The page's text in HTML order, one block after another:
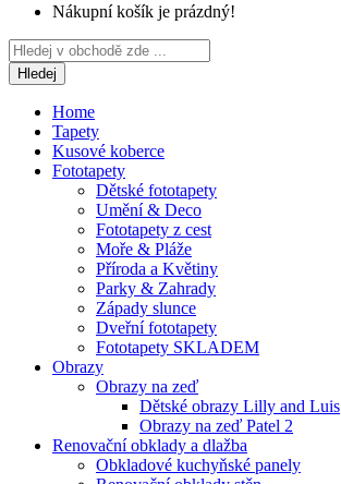
Nákupní košík je prázdný!
Hledej
Home
Tapety
Kusové koberce
Fototapety
Dětské fototapety
Umění & Deco
Fototapety z cest
Moře & Pláže
Příroda a Květiny
Parky & Zahrady
Západy slunce
Dveřní fototapety
Fototapety SKLADEM
Obrazy
Obrazy na zeď
Dětské obrazy Lilly and Luis
Obrazy na zeď Patel 2
Renovační obklady a dlažba
Obkladové kuchyňské panely